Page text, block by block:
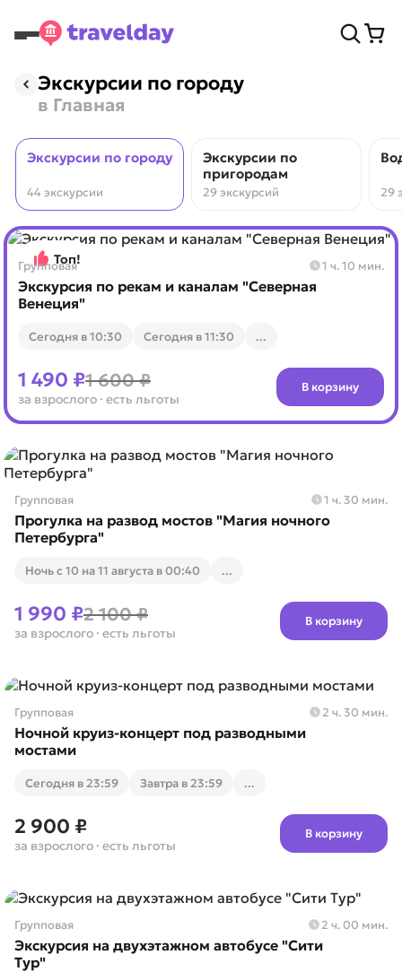
Экскурсии по городу
в Главная
Экскурсии по городу
44 экскурсии
Экскурсии по
пригородам
29 экскурсий 29
Топ!
Групповая 1 ч. 10 мин.
Экскурсия по рекам и каналам "Северная
Венеция"
Cегодня в 10:30 Cегодня в 11:30 ...
1 490 ₽1 600 ₽
за взрослого · есть льготы
В корзину
Групповая 1 ч. 30 мин.
Прогулка на развод мостов "Магия ночного
Петербурга"
Ночь с 10 на 11 августа в 00:40 ...
1 990 ₽2 100 ₽
за взрослого · есть льготы
В корзину
Групповая 2 ч. 30 мин.
Ночной круиз-концерт под разводными
мостами
Cегодня в 23:59 Завтра в 23:59 ...
2 900 ₽
за взрослого · есть льготы
В корзину
Групповая 2 ч. 00 мин.
Экскурсия на двухэтажном автобусе "Сити
Тур"